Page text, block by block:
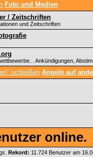
Foto und Medien
/ Zeitschriften
und Zeitschriften
Ankündigungen,
Angeln auf
online.
Rekord: 11.724 Benutzer am